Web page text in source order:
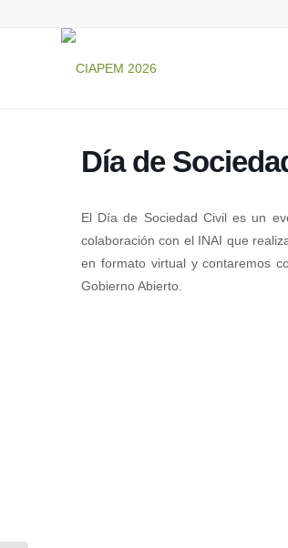
Día de
El Día de Sociedad Civil es un
colaboración con el INAI que
en formato virtual y contaremos
Gobierno Abierto.